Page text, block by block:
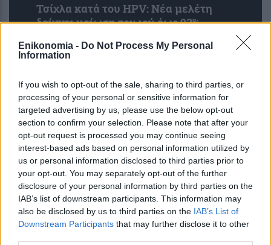
Enikonomia - Do Not Process My Personal
Information
If you wish to opt-out of the sale, sharing to third parties, or
processing of your personal or sensitive information for
targeted advertising by us, please use the below opt-out
section to confirm your selection. Please note that after your
opt-out request is processed you may continue seeing
interest-based ads based on personal information utilized by
us or personal information disclosed to third parties prior to
your opt-out. You may separately opt-out of the further
disclosure of your personal information by third parties on the
IAB’s list of downstream participants. This information may
also be disclosed by us to third parties on the IAB’s List of
Downstream Participants that may further disclose it to other
Τσίχλα κατά του HPV: Νέα μελέτη
δείχνει μείωση του ιού έως 93% –
καρκίνου του στόματος
Η πατατοσαλάτα θα γίνει απίστευτα
νόστιμη αν προσθέσετε 1 απρόσμενο
υλικό – Συνήθως το πετάμε